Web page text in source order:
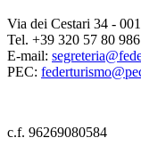
Via dei Cestari 34 -
Tel. +39 320 57 80 986
E-mail:
PEC:
c.f. 96269080584